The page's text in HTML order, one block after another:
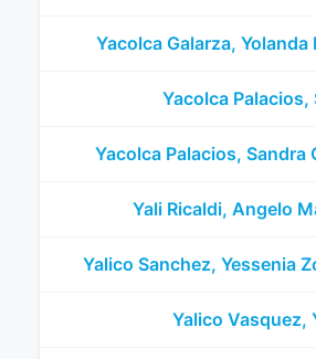
Yacolca Galarza, Yolanda
Yacolca Palacios,
Yacolca Palacios, Sandra
Yali Ricaldi, Angelo
Yalico Sanchez, Yessenia
Yalico Vasquez,